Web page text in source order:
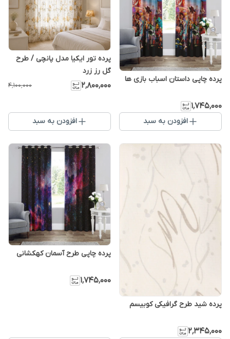
پرده چاپی داستان اسباب بازی ها
۱٬۷۴۵٬۰۰۰
افزودن به سبد
پرده تور ایکیا مدل پانچی / طرح
گل رز زرد
۲٬۸۰۰٬۰۰۰ ۴٬۱۰۰٬۰۰۰
افزودن به سبد
پرده شید طرح گرافیکی کوبیسم
۲٬۳۴۵٬۰۰۰
پرده چاپی طرح آسمان کهکشانی
۱٬۷۴۵٬۰۰۰